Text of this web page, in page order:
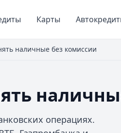
Карты
наличные без комиссии
операциях.